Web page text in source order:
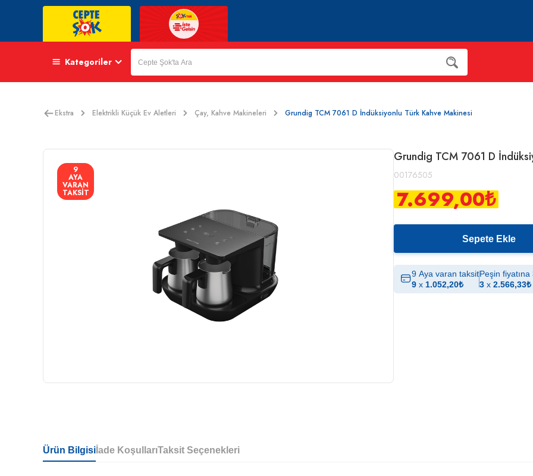
Kategoriler
Ekstra Elektrikli Küçük Ev Aletleri Çay, Kahve Makineleri Grundig TCM 7061 D İndüksiyonlu Türk Kahve Makinesi
9
AYA
VARAN
TAKSİT
Grundig TCM 7061 D
00176505
7.699,00₺
Sepete Ekle
9 Aya varan taksit
9 x 1.052,20₺
Peşin
3 x 2.566,33₺
Ürün Bilgisi İade KoşullarıTaksit Seçenekleri